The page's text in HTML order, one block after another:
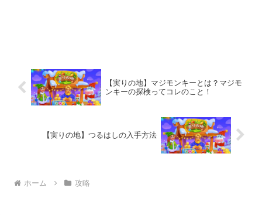
【実りの地】マジモンキーとは？マジモ
ンキーの探検ってコレのこと！
【実りの地】つるはしの入手方法
ホーム 攻略